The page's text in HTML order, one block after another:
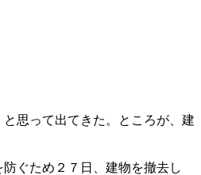
思って出てきた。ところが、建
ぐため２７日、建物を撤去し